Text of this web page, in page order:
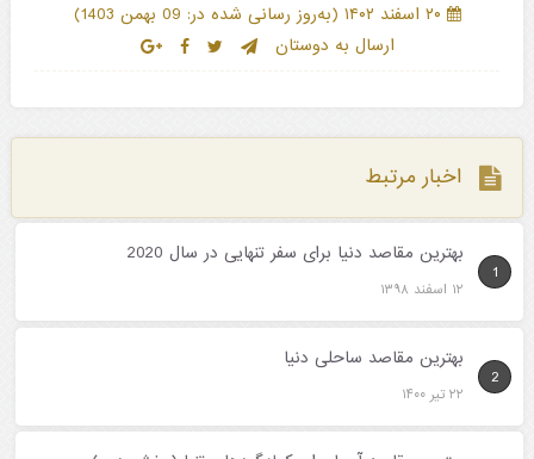
۲۰ اسفند ۱۴۰۲ (به‌روز رسانی شده در: 09 بهمن 1403
)
ارسال به دوستان
اخبار مرتبط
1
بهترین مقاصد دنیا برای سفر تنهایی در سال 2020
۱۲ اسفند ۱۳۹۸
2
بهترین مقاصد ساحلی دنیا
۲۲ تیر ۱۴۰۰